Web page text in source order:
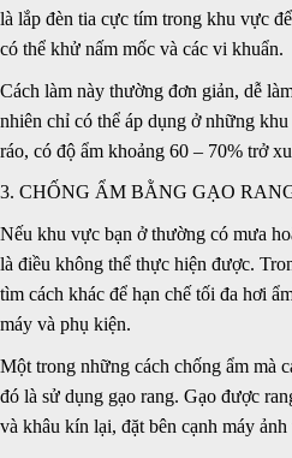
là lắp đèn tia cực tím trong khu vực
có thể khử nấm mốc và các vi khuẩn.
Cách làm này thường đơn giản, dễ
nhiên chỉ có thể áp dụng ở những
ráo, có độ ẩm khoảng 60 – 70% trở
3. CHỐNG ẨM BẰNG GẠO
Nếu khu vực bạn ở thường có mưa
là điều không thể thực hiện được.
tìm cách khác để hạn chế tối đa hơi
máy và phụ kiện.
Một trong những cách chống ẩm mà
đó là sử dụng gạo rang. Gạo được
và khâu kín lại, đặt bên cạnh máy